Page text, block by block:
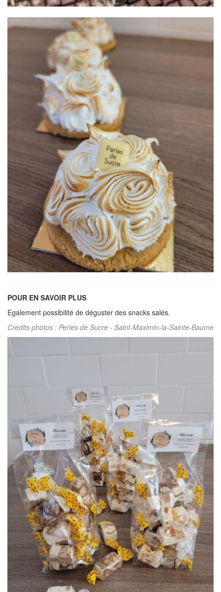
POUR EN SAVOIR PLUS
Egalement possibilité de déguster des snacks salés.
Crédits photos : Perles de Sucre - Saint-Maximin-la-Sainte-Baume